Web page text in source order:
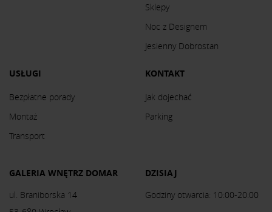
Sklepy
Noc z Designem
Jesienny Dobrostan
USŁUGI
Bezpłatne porady
Montaż
Transport
KONTAKT
Jak dojechać
Parking
GALERIA WNĘTRZ DOMAR
ul. Braniborska 14
DZISIAJ
Godziny otwarcia: 10:00-20:00